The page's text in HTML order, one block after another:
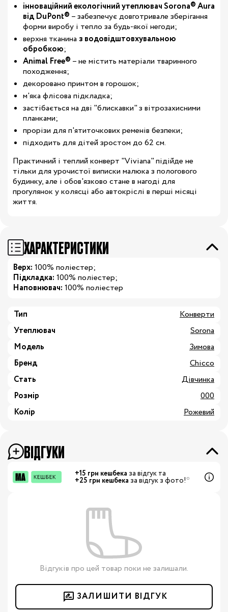
інноваційний екологічний утеплювач Sorona® Aura
від DuPont® – забезпечує довготривале зберігання
форми виробу і тепло за будь-якої негоди;
верхня тканина з водовідштовхувальною
обробкою;
Animal Free® – не містить матеріали тваринного
походження;
декоровано принтом в горошок;
м'яка флісова підкладка;
застібається на дві "блискавки" з вітрозахисними
планками;
прорізи для п'ятиточкових ременів безпеки;
підходить для дітей зростом до 62 см.
Практичний і теплий конверт "Viviana" підійде не
тільки для урочистої виписки малюка з пологового
будинку, але і обов'язково стане в нагоді для
прогулянок у колясці або автокріслі в перші місяці
життя.
ХАРАКТЕРИСТИКИ
Верх: 100% поліестер;
Підкладка: 100% поліестер;
Наповнювач: 100% поліестер
Тип
Конверти
Утеплювач
Sorona
Модель
Зимова
Бренд
Chicco
Стать
Дівчинка
Розмір
000
Колір
Рожевий
ВІДГУКИ
+15 грн кешбека за відгук та
+25 грн кешбека за відгук з фото!*
Відгуків про цей товар поки не залишали.
ЗАЛИШИТИ ВІДГУК